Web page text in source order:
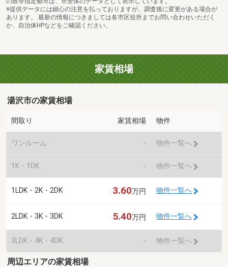
※提供データには細心の注意を払っておりますが、調査後に変更がある場合が
あります。 最新の情報につきましては各市区役所までお問い合わせいただく
か、自治体HPなどをご確認ください。
家賃相場
湯沢市の家賃相場
間取り 家賃相場 物件
ワンルーム - 物件一覧へ
1K・1DK - 物件一覧へ
1LDK・2K・2DK 3.60万円 物件一覧へ
2LDK・3K・3DK 5.40万円 物件一覧へ
3LDK・4K・4DK - 物件一覧へ
周辺エリアの家賃相場